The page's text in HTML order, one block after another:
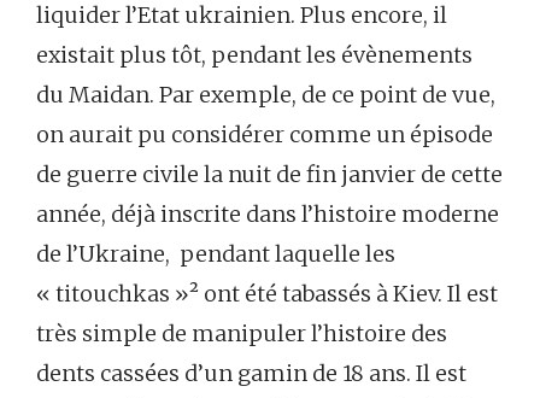
liquider l’Etat ukrainien. Plus encore, il
existait plus tôt, pendant les évènements
du Maidan. Par exemple, de ce point de vue,
on aurait pu considérer comme un épisode
de guerre civile la nuit de fin janvier de cette
année, déjà inscrite dans l’histoire moderne
de l’Ukraine, pendant laquelle les
« titouchkas »² ont été tabassés à Kiev. Il est
très simple de manipuler l’histoire des
dents cassées d’un gamin de 18 ans. Il est